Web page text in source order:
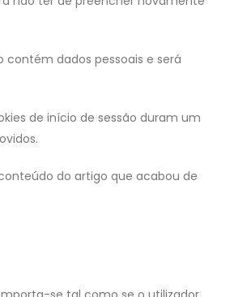
contém dados pessoais e será
de início de sessão duram um
do artigo que acabou de